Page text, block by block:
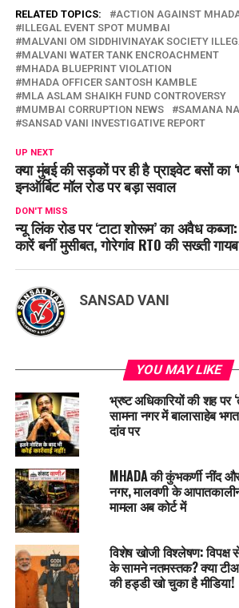
RELATED TOPICS:
ACTION AGAINST
ILLEGAL EVENT SPOT MUMBAI
MALVANI OM SIDDHIVINAYAK SOCIETY
MALVANI WATER TANK ENCROACHMENT
MHADA BLUEPRINT VIOLATION
MHADA OFFICER SANTOSH KAMBLE
MLA ASLAM SHAIKH FUND CONTROVERSY
MUMBAI CORRUPTION NEWS
SAMANA
SANSAD VANI INVESTIGATIVE REPORT
UP NEXT
क्या मुंबई की सड़कों पर ही है प्राइवेट बसों का
इनऑर्बिट मॉल रोड पर बड़ा सवाल
DON'T MISS
न्यू लिंक रोड पर ‘टाटा शोरूम’ का अवैध
कारें बनीं मुसीबत, गोरेगांव RTO की सख्ती
SANSAD VANI
YOU MAY LIKE
भ्रष्ट अधिकारियों की शह पर
सामना नगर में बालासाहेब
दांव पर
MHADA की कुंभकर्णी नींद
नगर, मालवणी के
मामला अब कोर्ट में
विशेष खोजी विश्लेषण:
के सामने नतमस्तक? क्या
की हड्डी खो चुका है मीडिया!